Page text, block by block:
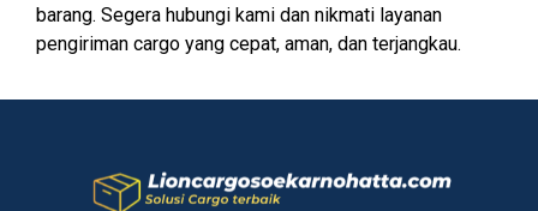
barang. Segera hubungi kami dan nikmati layanan
pengiriman cargo yang cepat, aman, dan terjangkau.